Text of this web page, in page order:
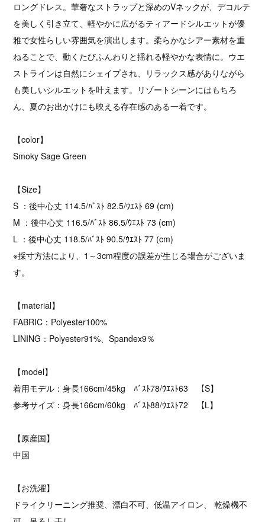
ロングドレス。華奢なストラップと深めのVネックが、デコルテ
を美しく引き立て、軽やかに広がるティアードシルエットが優
雅で女性らしい雰囲気を演出します。柔らかなシアー素材を重
ねることで、動くたびふんわりと揺れる軽やかな表情に。ウエ
ストラインは自然にシェイプされ、リラックス感がありながら
も美しいシルエットを叶えます。リゾートシーンにはもちろ
ん、夏のお出かけにも映える存在感のある一着です。
【color】
Smoky Sage Green
【Size】
S ：後中心丈 114.5/ﾊﾞｽﾄ 82.5/ｳｴｽﾄ 69 (cm)
M ：後中心丈 116.5/ﾊﾞｽﾄ 86.5/ｳｴｽﾄ 73 (cm)
L ：後中心丈 118.5/ﾊﾞｽﾄ 90.5/ｳｴｽﾄ 77 (cm)
※採寸方法により、1～3cm程度の誤差が生じる場合がございま
す。
【material】
FABRIC：Polyester100%
LINING：Polyester91%、Spandex9％
【model】
着用モデル：身長166cm/45kg ﾊﾞｽﾄ78/ｳｴｽﾄ63 【S】
参考サイズ：身長166cm/60kg ﾊﾞｽﾄ88/ｳｴｽﾄ72 【L】
【原産国】
中国
【お洗濯】
ドライクリーニング推奨、漂白不可、低温アイロン、 乾燥機不